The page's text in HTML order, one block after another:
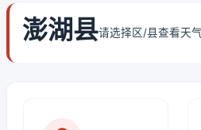
澎湖县请选择区/县查看天